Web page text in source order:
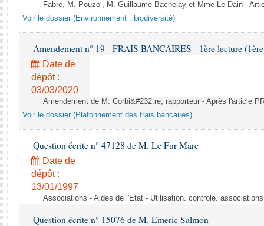
Fabre, M. Pouzol, M. Guillaume Bachelay et Mme Le Dain -
Voir le dossier (Environnement : biodiversité)
Amendement n° 19 - FRAIS BANCAIRES - 1ère lecture
Date de
dépôt :
03/03/2020
Amendement de M. Corbi&#232;re, rapporteur - Après l'article
Voir le dossier (Plafonnement des frais bancaires)
Question écrite n° 47128 de M. Le Fur Marc
Date de
dépôt :
13/01/1997
Associations - Aides de l'Etat - Utilisation. controle.
Question écrite n° 15076 de M. Emeric Salmon